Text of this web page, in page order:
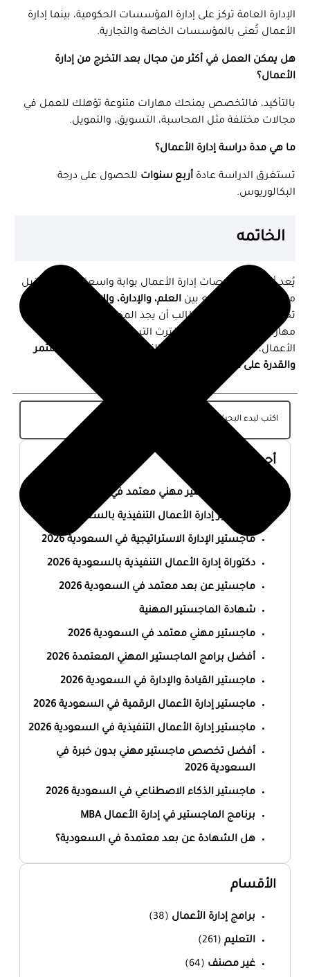
الإدارة العامة تركز على إدارة المؤسسات الحكومية، بينما إدارة
الأعمال تُعنى بالمؤسسات الخاصة والتجارية.
هل يمكن العمل في أكثر من مجال بعد التخرج من إدارة
الأعمال؟
بالتأكيد، فالتخصص يمنحك مهارات متنوعة تؤهلك للعمل في
مجالات مختلفة مثل المحاسبة، التسويق، والتمويل.
ما هي مدة دراسة إدارة الأعمال؟
تستغرق الدراسة عادة أربع سنوات للحصول على درجة
البكالوريوس.
الخاتمه
يُعد أفضل تخصصات إدارة الأعمال بوابة واسعة نحو مستقبل
مهني مزدهر، إذ يجمع بين العلم، والإدارة، والإبداع
تخصصاته، يمكن لكل طالب أن يجد المجال الذي يتناسب مع
مهاراته وطموحاته. سواء اخترت التسويق، المالية، أو ريادة
الأعمال، فإن النجاح يعتمد في النهاية على
التطوير المستمر
والقدرة على التكيف مع متغيرات السوق
أحدث المقالات
أفضل ماجستير مهني معتمد في السعودية 2026
ماجستير إدارة الأعمال التنفيذية بالسعودية 2026
ماجستير الإدارة الاستراتيجية في السعودية 2026
دكتوراة إدارة الأعمال التنفيذية بالسعودية 2026
ماجستير عن بعد معتمد في السعودية 2026
شهادة الماجستير المهنية
ماجستير مهني معتمد في السعودية 2026
أفضل برامج الماجستير المهني المعتمدة 2026
ماجستير القيادة والإدارة في السعودية 2026
ماجستير إدارة الأعمال الرقمية في السعودية 2026
ماجستير إدارة الأعمال التنفيذية في السعودية 2026
أفضل تخصص ماجستير مهني بدون خبرة في
السعودية 2026
ماجستير الذكاء الاصطناعي في السعودية 2026
برنامج الماجستير في إدارة الأعمال MBA
هل الشهادة عن بعد معتمدة في السعودية؟
الأقسام
برامج إدارة الأعمال (38)
التعليم (261)
غير مصنف (64)